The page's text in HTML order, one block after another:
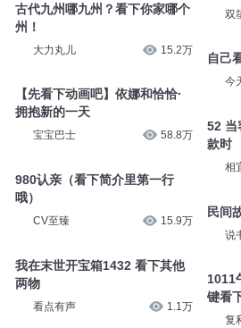
古代九州哪九州？看下你家哪个
州！
大力丸儿 15.2万
【先看下动画吧】依娜和恰恰·
拥抱新的一天
宝宝巴士 58.8万
980认亲（看下简介里第一行
哦）
CV至臻 15.9万
我在末世开宝箱1432 看下其他
两物
看点有声 1.1万
双
自己
今
52 当
款时
相
民间
说
1011
键看
复